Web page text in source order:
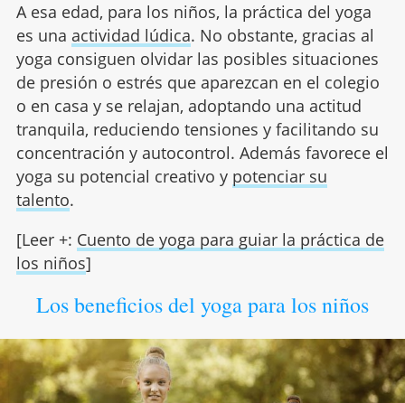
A esa edad, para los niños, la práctica del yoga
es una actividad lúdica. No obstante, gracias al
yoga consiguen olvidar las posibles situaciones
de presión o estrés que aparezcan en el colegio
o en casa y se relajan, adoptando una actitud
tranquila, reduciendo tensiones y facilitando su
concentración y autocontrol. Además favorece el
yoga su potencial creativo y potenciar su
talento.
[Leer +: Cuento de yoga para guiar la práctica de
los niños]
Los beneficios del yoga para los niños